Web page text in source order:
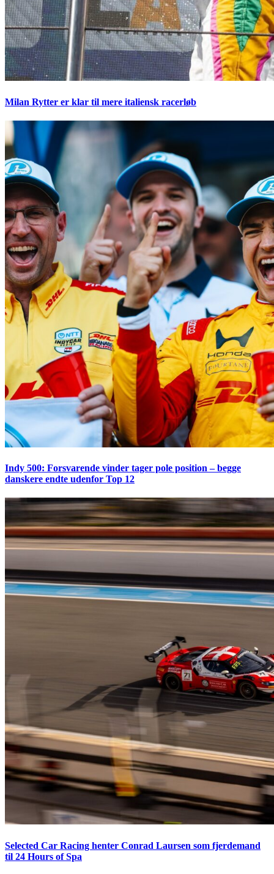
Milan Rytter er klar til mere italiensk racerløb
Indy 500: Forsvarende vinder tager pole position – begge
danskere endte udenfor Top 12
Selected Car Racing henter Conrad Laursen som fjerdemand
til 24 Hours of Spa